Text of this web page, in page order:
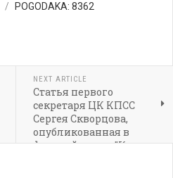
POGODAKA: 8362
NEXT ARTICLE
Статья первого
секретаря ЦК КПСС
Сергея Скворцова,
опубликованная в
финской газете "Кансан